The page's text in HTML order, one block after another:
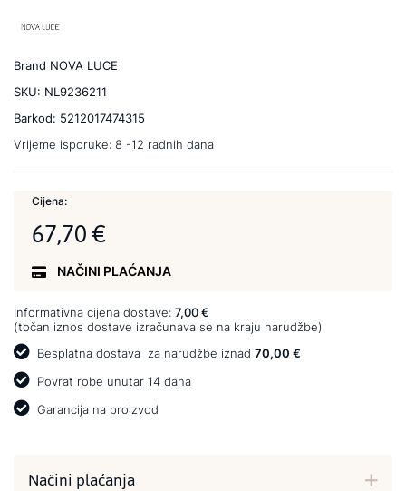
Brand NOVA LUCE
SKU: NL9236211
Barkod: 5212017474315
Vrijeme isporuke: 8 -12 radnih dana
Cijena:
67,70 €
NAČINI PLAĆANJA
Informativna cijena dostave: 7,00 €
(točan iznos dostave izračunava se na kraju narudžbe)
Besplatna dostava za narudžbe iznad 70,00 €
Povrat robe unutar 14 dana
Garancija na proizvod
Načini plaćanja